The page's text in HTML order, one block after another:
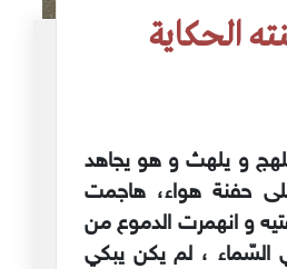
الحكاية
و يلهث و هو يجاهد
حفنة هواء، هاجمت
و انهمرت الدموع من
السّماء ، لم يكن يبكي